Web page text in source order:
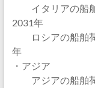
イタリアの船舶
2031年
ロシアの船舶荷
年
・アジア
アジアの船舶荷